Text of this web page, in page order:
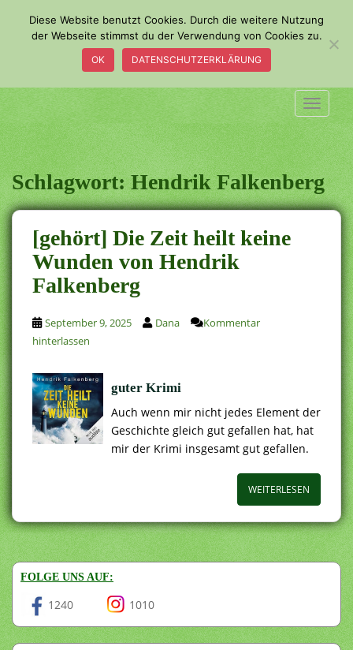
o
m
a
i
n
c
o
n
t
e
n
t
Schlagwort:Hendrik Falkenberg
[gehört] Die Zeit heilt keine
Wunden von Hendrik
Falkenberg
September 9, 2025 Dana
Kommentar
hinterlassen
guter Krimi
Auch wenn mir nicht jedes Element der
Geschichte gleich gut gefallen hat, hat
mir der Krimi insgesamt gut gefallen.
WEITERLESEN
FOLGE UNS AUF:
1240 1010
Diese Website benutzt Cookies. Durch die weitere Nutzung
der Webseite stimmst du der Verwendung von Cookies zu.
OK DATENSCHUTZERKLÄRUNG